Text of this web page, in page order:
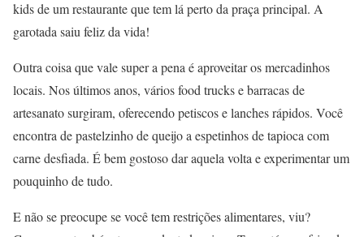
kids de um restaurante que tem lá perto da praça principal. A
garotada saiu feliz da vida!
Outra coisa que vale super a pena é aproveitar os mercadinhos
locais. Nos últimos anos, vários food trucks e barracas de
artesanato surgiram, oferecendo petiscos e lanches rápidos. Você
encontra de pastelzinho de queijo a espetinhos de tapioca com
carne desfiada. É bem gostoso dar aquela volta e experimentar um
pouquinho de tudo.
E não se preocupe se você tem restrições alimentares, viu?